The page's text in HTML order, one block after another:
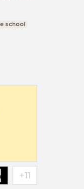
school